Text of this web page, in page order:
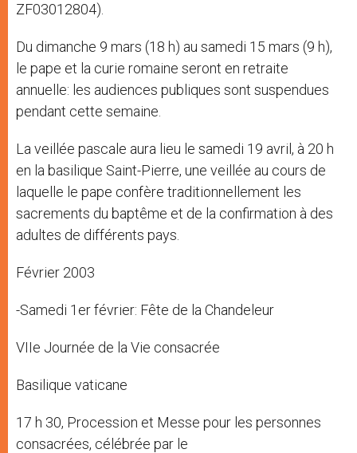
ZF03012804).
Du dimanche 9 mars (18 h) au samedi 15 mars (9 h),
le pape et la curie romaine seront en retraite
annuelle: les audiences publiques sont suspendues
pendant cette semaine.
La veillée pascale aura lieu le samedi 19 avril, à 20 h
en la basilique Saint-Pierre, une veillée au cours de
laquelle le pape confère traditionnellement les
sacrements du baptême et de la confirmation à des
adultes de différents pays.
Février 2003
-Samedi 1er février: Fête de la Chandeleur
VIIe Journée de la Vie consacrée
Basilique vaticane
17 h 30, Procession et Messe pour les personnes
consacrées, célébrée par le